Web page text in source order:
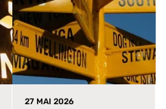
27 MAI 2026